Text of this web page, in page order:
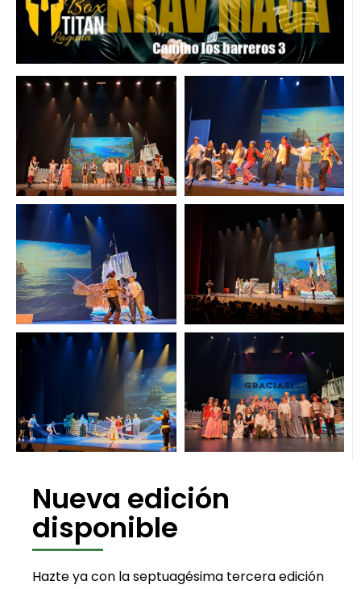
Nueva edición
disponible
Hazte ya con la septuagésima tercera edición